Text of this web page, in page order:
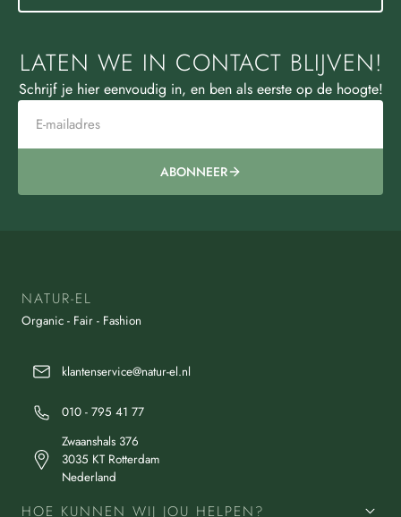
LATEN WE IN CONTACT BLIJVEN!
Schrijf je hier eenvoudig in, en ben als eerste op de hoogte!
ABONNEER
NATUR-EL
Organic - Fair - Fashion
klantenservice@natur-el.nl
010 - 795 41 77
Zwaanshals 376
3035 KT Rotterdam
Nederland
HOE KUNNEN WIJ JOU HELPEN?